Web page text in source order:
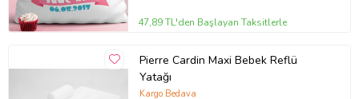
47,89 TL'den Başlayan Taksitlerle
Pierre Cardin Maxi Bebek Reflü
Yatağı
Kargo Bedava